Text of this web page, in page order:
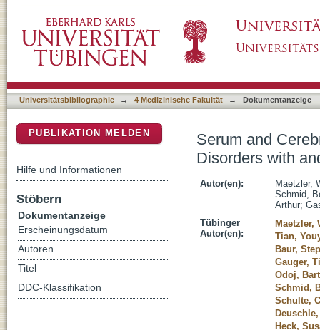
Dementia
Universitätsbibliographie → 4 Medizinische Fakultät → Dokumentanzeige
Serum and
Disorders with
Autor(en):
Maetzler,
Schmid,
Arthur;
Tübinger
Autor(en):
Maetzler,
Tian,
Baur,
Gauger,
Odoj,
Schmid,
Schulte,
Heck,
PUBLIKATION MELDEN
Hilfe und Informationen
Stöbern
Dokumentanzeige
Erscheinungsdatum
Autoren
Titel
DDC-Klassifikation